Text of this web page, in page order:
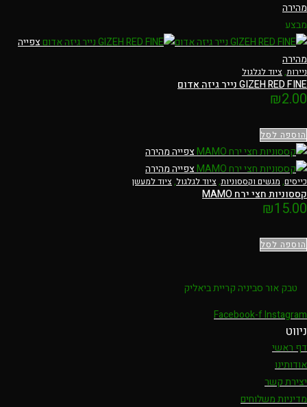
מהירה
מבצע
צפייה
מהירה
ניירות, ציוד לגלגול
GIZEH RED FINE נייר גיזה אדום
₪2.00
הוספה לסל
צפייה מהירה
צפייה מהירה
כייסים, מגשים וקססוניות, ציוד לגלגול, ציוד למעשן
קססוניות חצי ירח MAMO
₪15.00
הוספה לסל
טבק אור סביניה קריית ביאליק
Facebook-fInstagram
ניווט
דף ראשי
אודותינו
יצירת קשר
מדיניות משלוחים